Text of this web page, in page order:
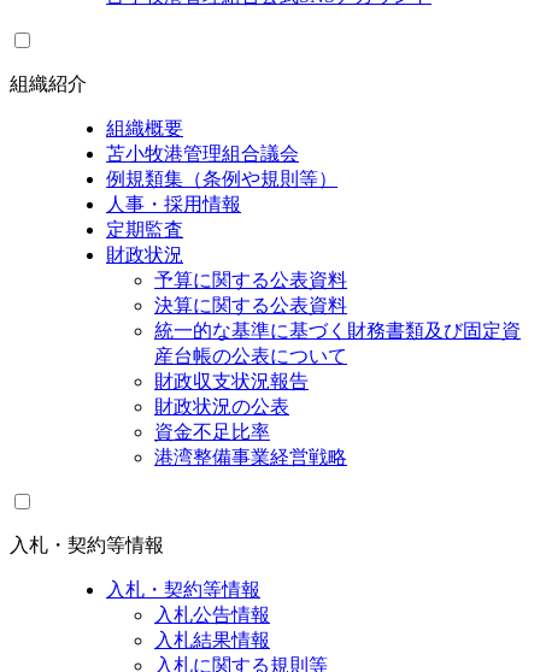
組織紹介
組織概要
苫小牧港管理組合議会
例規類集（条例や規則等）
人事・採用情報
定期監査
財政状況
予算に関する公表資料
決算に関する公表資料
統一的な基準に基づく財務書類及び固定資
産台帳の公表について
財政収支状況報告
財政状況の公表
資金不足比率
港湾整備事業経営戦略
入札・契約等情報
入札・契約等情報
入札公告情報
入札結果情報
入札に関する規則等